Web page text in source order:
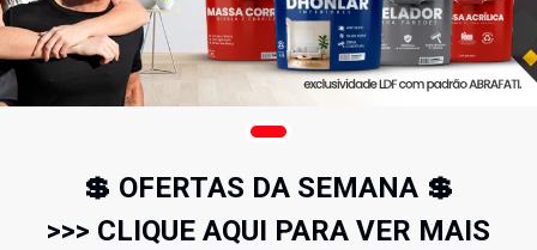
💲 OFERTAS DA SEMANA 💲
>>> CLIQUE AQUI PARA VER MAIS